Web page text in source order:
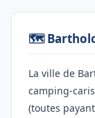
🗺️
La ville de
camping-
(toutes